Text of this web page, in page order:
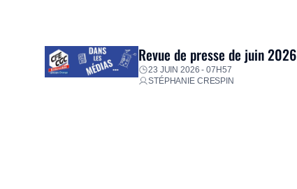
Revue de presse de juin 2026
23 JUIN 2026 - 07H57
STÉPHANIE CRESPIN